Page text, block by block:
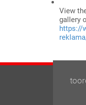
View
gallery
https://